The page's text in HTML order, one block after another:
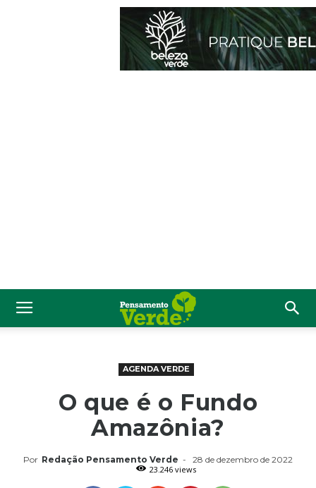
AGENDA VERDE
O que é o Fundo
Amazônia?
Por Redação Pensamento Verde -
28 de dezembro de 2022
23.246 views